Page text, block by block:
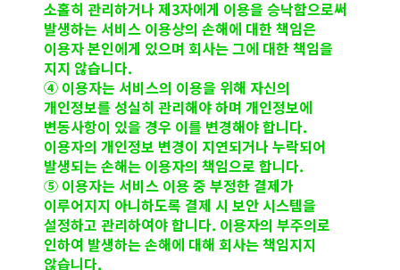
소홀히 관리하거나 제3자에게 이용을 승낙함으로써
발생하는 서비스 이용상의 손해에 대한 책임은
이용자 본인에게 있으며 회사는 그에 대한 책임을
지지 않습니다.
④ 이용자는 서비스의 이용을 위해 자신의
개인정보를 성실히 관리해야 하며 개인정보에
변동사항이 있을 경우 이를 변경해야 합니다.
이용자의 개인정보 변경이 지연되거나 누락되어
발생되는 손해는 이용자의 책임으로 합니다.
⑤ 이용자는 서비스 이용 중 부정한 결제가
이루어지지 아니하도록 결제 시 보안 시스템을
설정하고 관리하여야 합니다. 이용자의 부주의로
인하여 발생하는 손해에 대해 회사는 책임지지
않습니다.